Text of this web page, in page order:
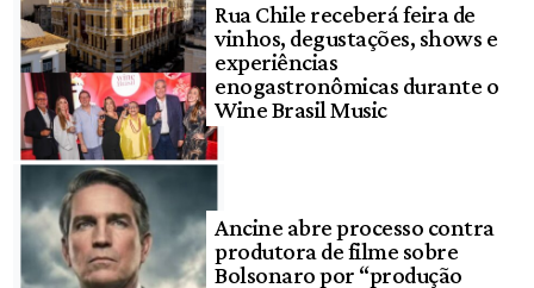
Rua Chile receberá feira de
vinhos, degustações, shows e
experiências
enogastronômicas durante o
Wine Brasil Music
Ancine abre processo contra
produtora de filme sobre
Bolsonaro por “produção